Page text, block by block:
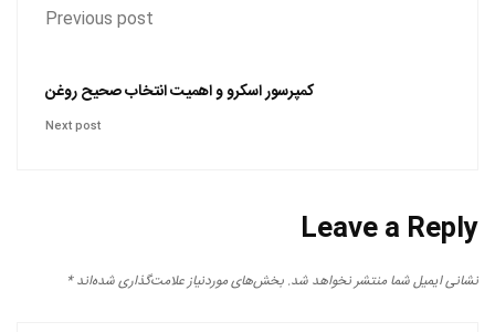
Previous post
کمپرسور اسکرو و اهمیت انتخاب صحیح روغن
Next post
Leave a Reply
نشانی ایمیل شما منتشر نخواهد شد. بخش‌های موردنیاز علامت‌گذاری شده‌اند*